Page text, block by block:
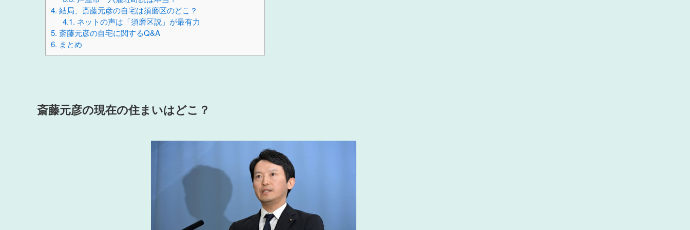
4. 結局、斎藤元彦の自宅は須磨区のどこ？
4.1. ネットの声は「須磨区説」が最有力
5. 斎藤元彦の自宅に関するQ&A
6. まとめ
斎藤元彦の現在の住まいはどこ？